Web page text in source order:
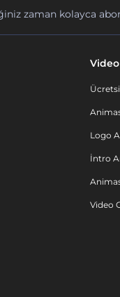
zaman kolayca
Video
Logo
İntro
Video